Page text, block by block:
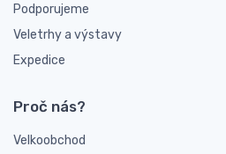
Podporujeme
Veletrhy a výstavy
Expedice
Proč nás?
Velkoobchod